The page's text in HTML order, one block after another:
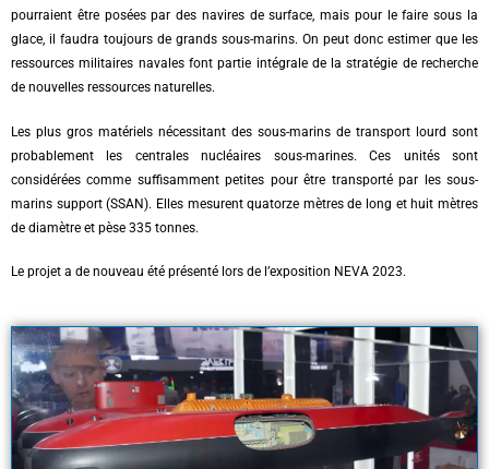
pourraient être posées par des navires de surface, mais pour le faire sous la
glace, il faudra toujours de grands sous-marins. On peut donc estimer que les
ressources militaires navales font partie intégrale de la stratégie de recherche
de nouvelles ressources naturelles.
Les plus gros matériels nécessitant des sous-marins de transport lourd sont
probablement les centrales nucléaires sous-marines. Ces unités sont
considérées comme suffisamment petites pour être transporté par les sous-
marins support (SSAN). Elles mesurent quatorze mètres de long et huit mètres
de diamètre et pèse 335 tonnes.
Le projet a de nouveau été présenté lors de l’exposition NEVA 2023.